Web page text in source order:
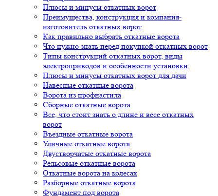
Плюсы и минусы откатных ворот
Преимущества, конструкция и компания-
изготовитель откатных ворот
Как правильно выбрать откатные ворота
Что нужно знать перед покупкой откатных ворот
Типы конструкций откатных ворот, виды
электроприводов и особенности установки
Плюсы и минусы откатных ворот для дачи
Навесные откатные ворота
Ворота из профнастила
Сборные откатные ворота
Все, что стоит знать о длине и весе откатных
ворот
Въездные откатные ворота
Уличные откатные ворота
Двустворчатые откатные ворота
Рельсовые откатные ворота
Откатные ворота на колесах
Разборные откатные ворота
Фундамент под ворота